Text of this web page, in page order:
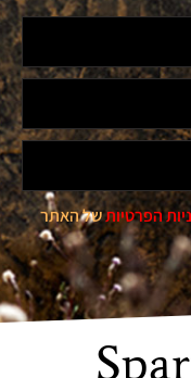
הפרטיותשל האתר